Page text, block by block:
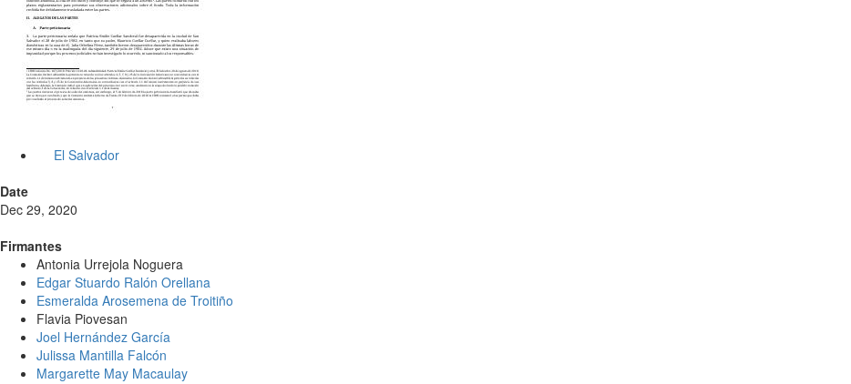
El Salvador
Date
Dec 29, 2020
Firmantes
Antonia Urrejola Noguera
Edgar Stuardo Ralón Orellana
Esmeralda Arosemena de Troitiño
Flavia Piovesan
Joel Hernández García
Julissa Mantilla Falcón
Margarette May Macaulay